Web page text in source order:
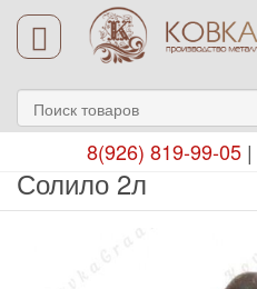
8(926) 819-99-05|
Солило 2л